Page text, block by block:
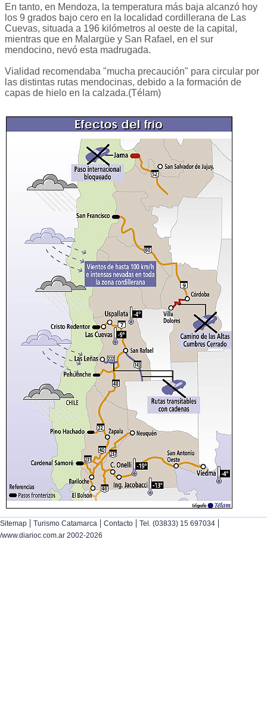
En tanto, en Mendoza, la temperatura más baja alcanzó hoy
los 9 grados bajo cero en la localidad cordillerana de Las
Cuevas, situada a 196 kilómetros al oeste de la capital,
mientras que en Malargüe y San Rafael, en el sur
mendocino, nevó esta madrugada.
Vialidad recomendaba "mucha precaución" para circular por
las distintas rutas mendocinas, debido a la formación de
capas de hielo en la calzada.(Télam)
Sitemap | Turismo Catamarca | Contacto | Tel. (03833) 15 697034 |
/www.diarioc.com.ar 2002-2026